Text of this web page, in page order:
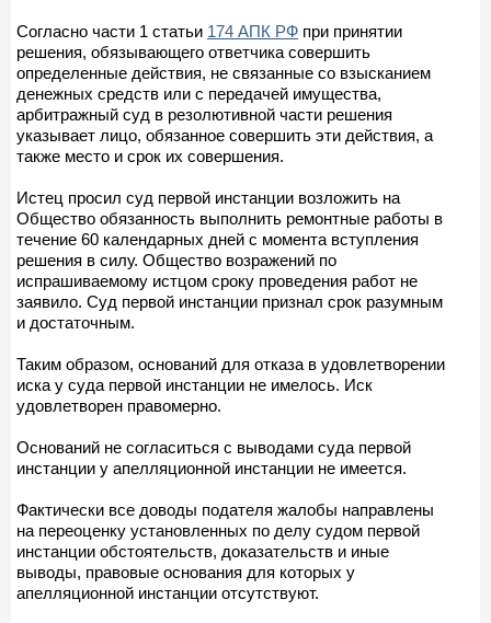
Согласно части 1 статьи 174 АПК РФ при принятии
решения, обязывающего ответчика совершить
определенные действия, не связанные со взысканием
денежных средств или с передачей имущества,
арбитражный суд в резолютивной части решения
указывает лицо, обязанное совершить эти действия, а
также место и срок их совершения.
Истец просил суд первой инстанции возложить на
Общество обязанность выполнить ремонтные работы в
течение 60 календарных дней с момента вступления
решения в силу. Общество возражений по
испрашиваемому истцом сроку проведения работ не
заявило. Суд первой инстанции признал срок разумным
и достаточным.
Таким образом, оснований для отказа в удовлетворении
иска у суда первой инстанции не имелось. Иск
удовлетворен правомерно.
Оснований не согласиться с выводами суда первой
инстанции у апелляционной инстанции не имеется.
Фактически все доводы подателя жалобы направлены
на переоценку установленных по делу судом первой
инстанции обстоятельств, доказательств и иные
выводы, правовые основания для которых у
апелляционной инстанции отсутствуют.